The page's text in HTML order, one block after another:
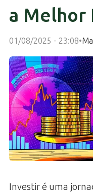
a Melhor
01/08/2025 - 23:08•
Investir é uma